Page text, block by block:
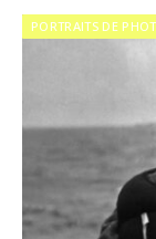
PORTRAITS DE